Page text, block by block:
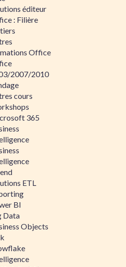
éditeur
: Filière
Office
2007/2010
cours
365
ETL
BI
Data
Objects